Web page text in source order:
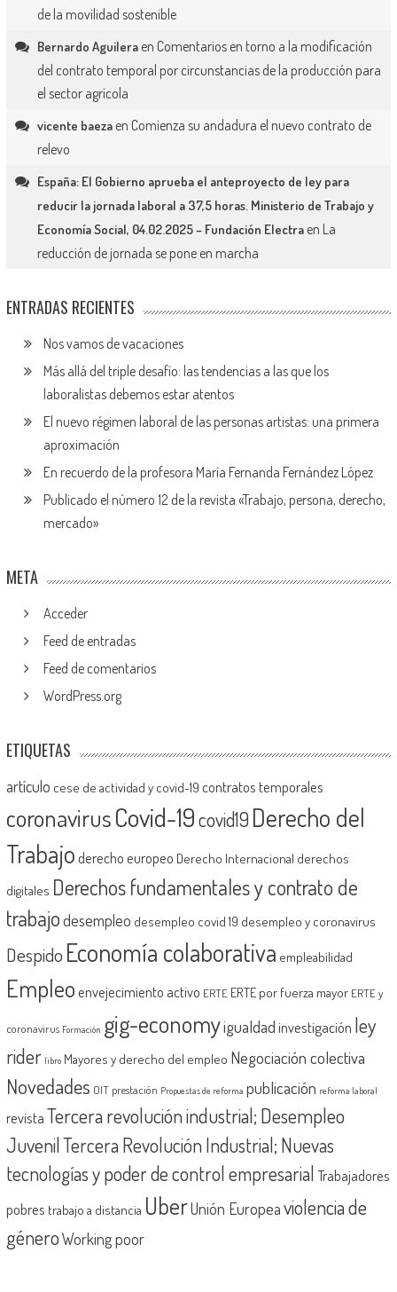
de la movilidad sostenible
Bernardo Aguileraen Comentarios en torno a la modificación
del contrato temporal por circunstancias de la producción para
el sector agrícola
vicente baezaen Comienza su andadura el nuevo contrato de
relevo
España: El Gobierno aprueba el anteproyecto de ley para
reducir la jornada laboral a 37,5 horas. Ministerio de Trabajo y
Economía Social, 04.02.2025 – Fundación Electraen La
reducción de jornada se pone en marcha
ENTRADAS RECIENTES
Nos vamos de vacaciones
Más allá del triple desafío: las tendencias a las que los
laboralistas debemos estar atentos
El nuevo régimen laboral de las personas artistas: una primera
aproximación
En recuerdo de la profesora María Fernanda Fernández López
Publicado el número 12 de la revista «Trabajo, persona, derecho,
mercado»
META
Acceder
Feed de entradas
Feed de comentarios
WordPress.org
ETIQUETAS
artículo cese de actividad y covid-19 contratos temporales
coronavirusCovid-19covid19 Derecho del
Trabajoderecho europeo Derecho Internacional derechos
digitales Derechos fundamentales y contrato de
trabajodesempleo desempleo covid 19 desempleo y coronavirus
Despido Economía colaborativa empleabilidad
Empleoenvejecimiento activo ERTE ERTE por fuerza mayor ERTE y
coronavirus Formación gig-economyigualdadinvestigación ley
rider libro Mayores y derecho del empleo Negociación colectiva
Novedades OIT prestación Propuestas de reforma publicación reforma laboral
revistaTercera revolución industrial; Desempleo
JuvenilTercera Revolución Industrial; Nuevas
tecnologías y poder de control empresarial Trabajadores
pobres trabajo a distancia UberUnión Europeaviolencia de
géneroWorking poor